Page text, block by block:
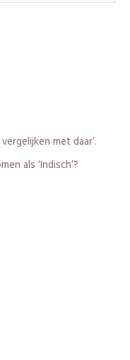
met daar’.
als ‘Indisch’?